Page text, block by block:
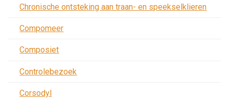
Chronische ontsteking aan traan- en speekselklieren
Compomeer
Composiet
Controlebezoek
Corsodyl